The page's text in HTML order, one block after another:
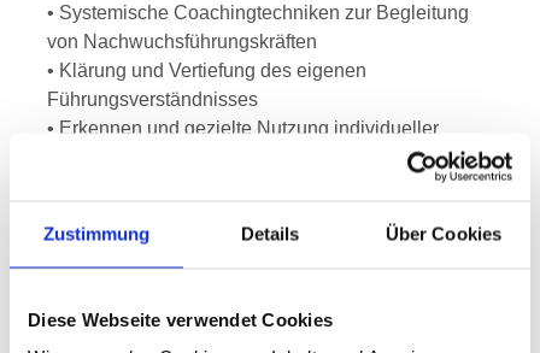
Zustimmung Details Über Cookies
Diese Webseite verwendet Cookies
• Systemische Coachingtechniken zur Begleitung
von Nachwuchsführungskräften
• Klärung und Vertiefung des eigenen
Führungsverständnisses
• Erkennen und gezielte Nutzung individueller
• Reflexion von weiblichem und männlichem
Führungsstil
Zeitmanagement-Fähigkeiten